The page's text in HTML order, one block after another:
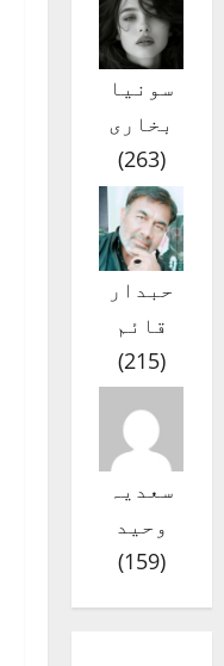
سونیا
بخاری
(
263
)
حبدار
قائم
(
215
)
سعدیہ
وحید
(
159
)